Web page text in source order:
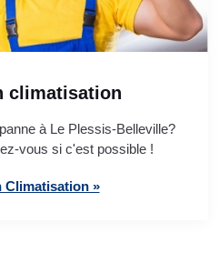
climatisation
à Le Plessis-Belleville?
vous si c'est possible !
Climatisation »